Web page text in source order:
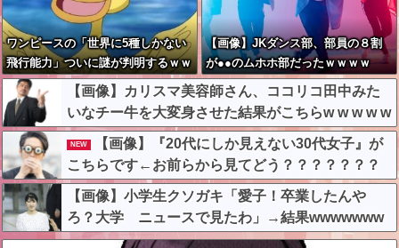
ワンピースの「世界に5種しかない
飛行能力」ついに謎が判明するｗｗ
ｗｗ
【画像】JKダンス部、部員の８割
が●●のムホホ部だったｗｗｗｗ
【画像】カリスマ美容師さん、ココリコ田中みた
いなチー牛を大変身させた結果がこちらw w w w w
w w w w w w
NEW
【画像】『20代にしか見えない30代女子』が
こちらです←お前らから見てどう？？？？？？？
【画像】小学生クソガキ「愛子！卒業したんや
ろ？大学 ニュースで見たわ」→結果wwwwwww
w